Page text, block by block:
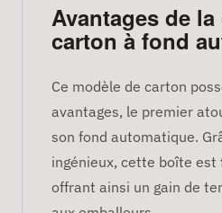
Avantages de
carton à fond
Ce modèle de carton
avantages, le premier
son fond automatique.
ingénieux, cette boîte est
offrant ainsi un gain de